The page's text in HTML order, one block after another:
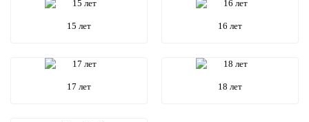
15 лет 16 лет
17 лет 18 лет